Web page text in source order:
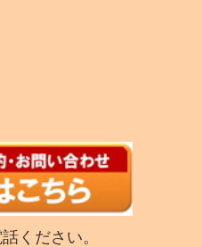
ください。